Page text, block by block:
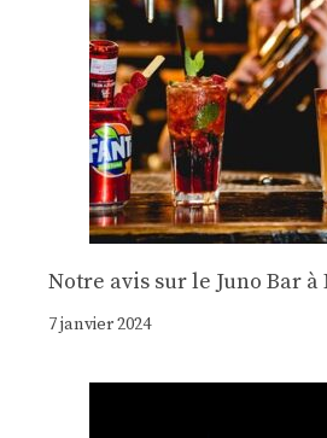
Notre avis sur le Juno Bar
7 janvier 2024